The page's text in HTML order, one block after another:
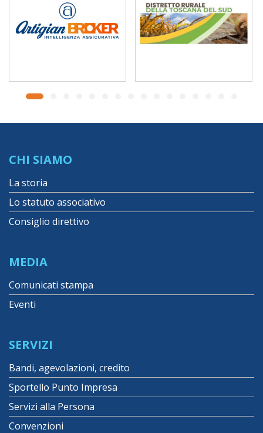
CHI SIAMO
La storia
Lo statuto associativo
Consiglio direttivo
MEDIA
Comunicati stampa
Eventi
SERVIZI
Bandi, agevolazioni, credito
Sportello Punto Impresa
Servizi alla Persona
Convenzioni